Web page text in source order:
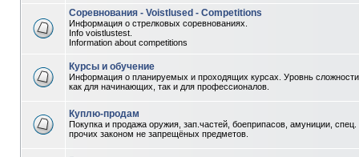
Соревнования - Voistlused - Competitions
Информация о стрелковых соревнованиях.
Info voistlustest.
Information about competitions
Курсы и обучение
Информация о планируемых и проходящих курсах. Уровнь
как для начинающих, так и для профессионалов.
Куплю-продам
Покупка и продажа оружия, зап.частей, боеприпасов, амуниции, спец.
прочих законом не запрещёных предметов.